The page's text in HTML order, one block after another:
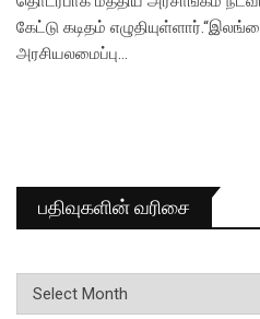
கேட்டு கடிதம்
அரசியலமைப்பு…
பதிவுகளின் வரிசை
பதிவுகளின்
வரிசை